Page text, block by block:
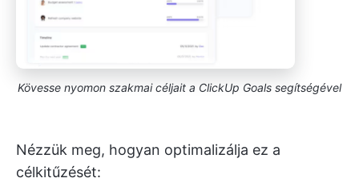
Kövesse nyomon szakmai céljait a ClickUp Goals segítségével
Nézzük meg, hogyan optimalizálja ez a
célkitűzését: